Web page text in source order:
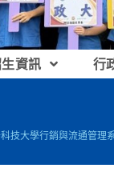
資訊 行
技大學行銷與流通管理